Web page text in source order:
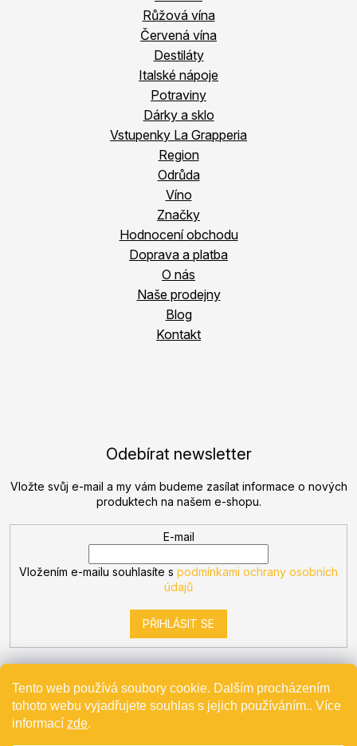
Tento web používá soubory cookie. Dalším procházením
tohoto webu vyjadřujete souhlas s jejich používáním.. Více
informací zde.
Růžová vína
Červená vína
Destiláty
Italské nápoje
Potraviny
Dárky a sklo
Vstupenky La Grapperia
Region
Odrůda
Víno
Značky
Hodnocení obchodu
Doprava a platba
O nás
Naše prodejny
Blog
Kontakt
Odebírat newsletter
Vložte svůj e-mail a my vám budeme zasílat informace o nových
produktech na našem e-shopu.
E-mail
Vložením e-mailu souhlasíte s podmínkami ochrany osobních
údajů
PŘIHLÁSIT SE